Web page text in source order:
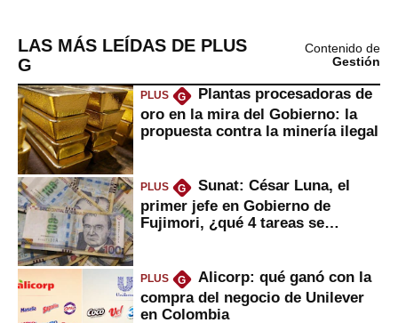
LAS MÁS LEÍDAS DE PLUS
G
Contenido de
Gestión
PLUS G
Plantas procesadoras de
oro en la mira del Gobierno: la
propuesta contra la minería ilegal
PLUS G
Sunat: César Luna, el
primer jefe en Gobierno de
Fujimori, ¿qué 4 tareas se
PLUS G
Alicorp: qué ganó con la
compra del negocio de Unilever
en Colombia